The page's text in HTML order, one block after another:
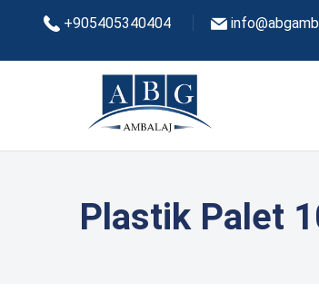
+905405340404
Plastik Palet